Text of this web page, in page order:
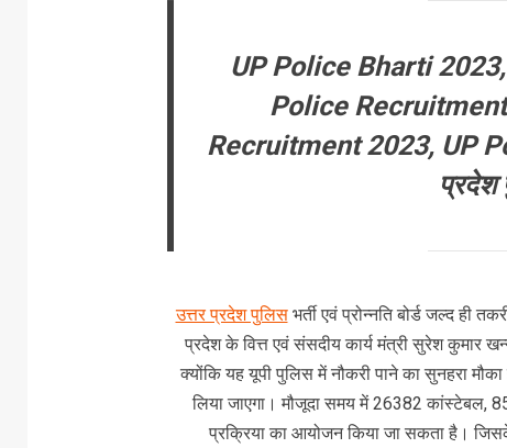
UP Police Bharti
Police
Recruitment 2023, UP
प्रदेश
उत्तर प्रदेश पुलिसभर्ती एवं प्रोन्नति बोर्ड जल्द ही
प्रदेश के वित्त एवं संसदीय कार्य मंत्री सुरेश कुमार
क्योंकि यह यूपी पुलिस में नौकरी पाने का सुनहरा
लिया जाएगा। मौजूदा समय में 26382 कांस्टेबल,
प्रक्रिया का आयोजन किया जा सकता है।